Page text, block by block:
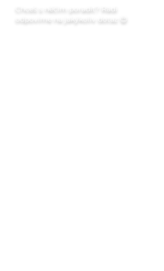
Chceš s něčím poradit? Rádi
odpovíme na jakýkoliv dotaz 😌